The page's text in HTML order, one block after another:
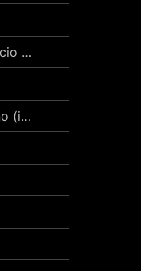
Paragon Wright / Sgancio rapido (incluso)
Completamente esterno (incluso)